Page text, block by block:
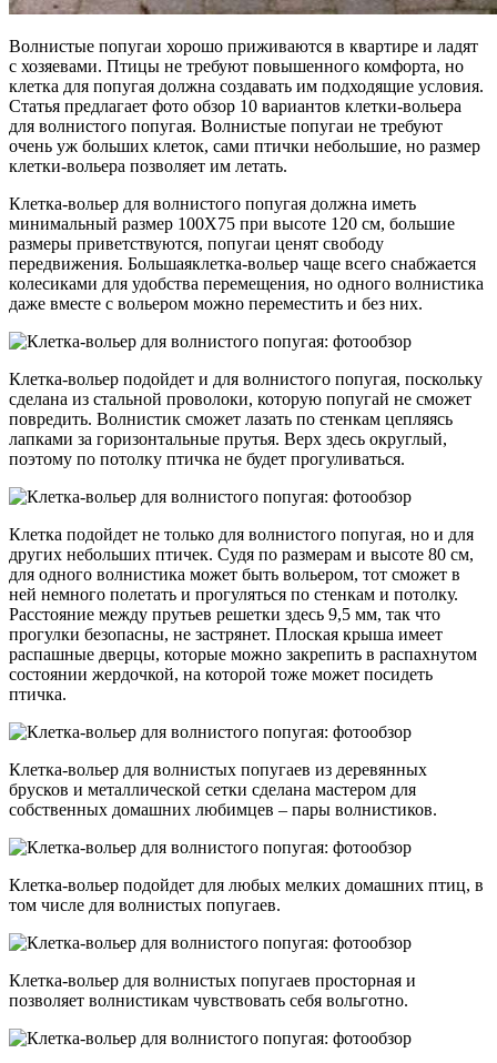
Волнистые попугаи хорошо приживаются в квартире и ладят
с хозяевами. Птицы не требуют повышенного комфорта, но
клетка для попугая должна создавать им подходящие условия.
Статья предлагает фото обзор 10 вариантов клетки-вольера
для волнистого попугая. Волнистые попугаи не требуют
очень уж больших клеток, сами птички небольшие, но размер
клетки-вольера позволяет им летать.
Клетка-вольер для волнистого попугая должна иметь
минимальный размер 100Х75 при высоте 120 см, большие
размеры приветствуются, попугаи ценят свободу
передвижения. Большаяклетка-вольер чаще всего снабжается
колесиками для удобства перемещения, но одного волнистика
даже вместе с вольером можно переместить и без них.
Клетка-вольер подойдет и для волнистого попугая, поскольку
сделана из стальной проволоки, которую попугай не сможет
повредить. Волнистик сможет лазать по стенкам цепляясь
лапками за горизонтальные прутья. Верх здесь округлый,
поэтому по потолку птичка не будет прогуливаться.
Клетка подойдет не только для волнистого попугая, но и для
других небольших птичек. Судя по размерам и высоте 80 см,
для одного волнистика может быть вольером, тот сможет в
ней немного полетать и прогуляться по стенкам и потолку.
Расстояние между прутьев решетки здесь 9,5 мм, так что
прогулки безопасны, не застрянет. Плоская крыша имеет
распашные дверцы, которые можно закрепить в распахнутом
состоянии жердочкой, на которой тоже может посидеть
птичка.
Клетка-вольер для волнистых попугаев из деревянных
брусков и металлической сетки сделана мастером для
собственных домашних любимцев – пары волнистиков.
Клетка-вольер подойдет для любых мелких домашних птиц, в
том числе для волнистых попугаев.
Клетка-вольер для волнистых попугаев просторная и
позволяет волнистикам чувствовать себя вольготно.